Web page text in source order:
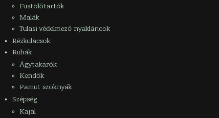
Füstölőtartók
Malák
Tulasi védelmező nyakláncok
Rézkulacsok
Ruhák
Ágytakarók
Kendők
Pamut szoknyák
Szépség
Kajal